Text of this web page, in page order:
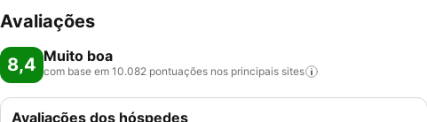
Avaliações
8,4 Muito boa
com base em 10.082 pontuações nos principais sites
Avaliações dos hóspedes